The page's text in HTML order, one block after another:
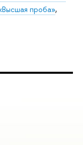
проба»,